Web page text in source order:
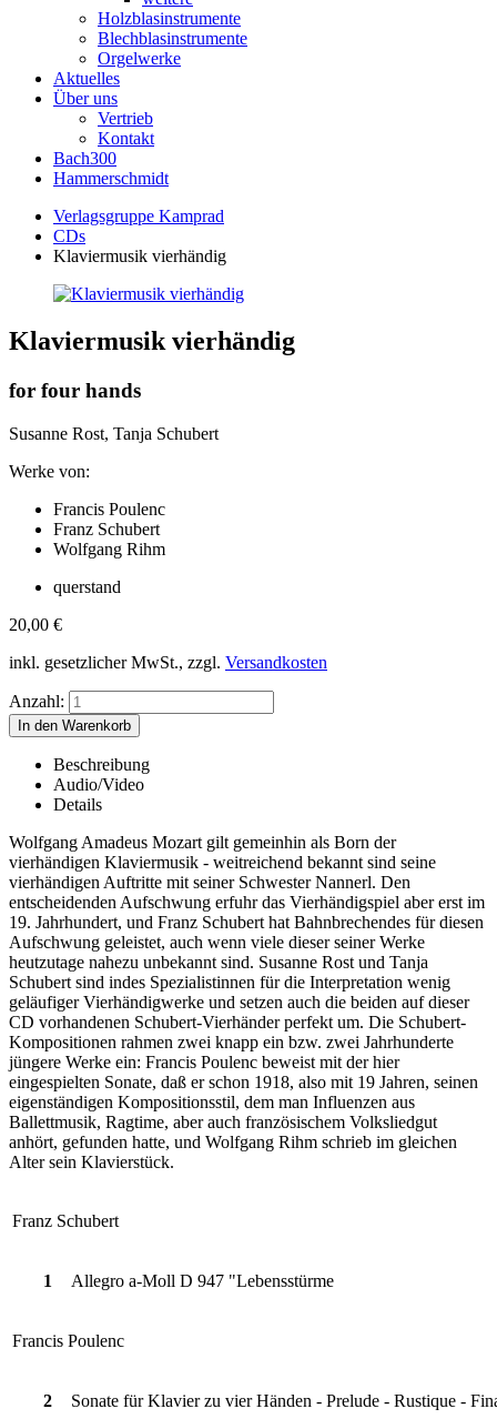
Holzblasinstrumente
Blechblasinstrumente
Orgelwerke
Aktuelles
Über uns
Vertrieb
Kontakt
Bach300
Hammerschmidt
Verlagsgruppe Kamprad
CDs
Klaviermusik vierhändig
Klaviermusik vierhändig
for four hands
Susanne Rost, Tanja Schubert
Werke von:
Francis Poulenc
Franz Schubert
Wolfgang Rihm
querstand
20,00 €
inkl. gesetzlicher MwSt., zzgl. Versandkosten
Anzahl:
Beschreibung
Audio/Video
Details
Wolfgang Amadeus Mozart gilt gemeinhin als Born der
vierhändigen Klaviermusik - weitreichend bekannt sind seine
vierhändigen Auftritte mit seiner Schwester Nannerl. Den
entscheidenden Aufschwung erfuhr das Vierhändigspiel aber erst im
19. Jahrhundert, und Franz Schubert hat Bahnbrechendes für diesen
Aufschwung geleistet, auch wenn viele dieser seiner Werke
heutzutage nahezu unbekannt sind. Susanne Rost und Tanja
Schubert sind indes Spezialistinnen für die Interpretation wenig
geläufiger Vierhändigwerke und setzen auch die beiden auf dieser
CD vorhandenen Schubert-Vierhänder perfekt um. Die Schubert-
Kompositionen rahmen zwei knapp ein bzw. zwei Jahrhunderte
jüngere Werke ein: Francis Poulenc beweist mit der hier
eingespielten Sonate, daß er schon 1918, also mit 19 Jahren, seinen
eigenständigen Kompositionsstil, dem man Influenzen aus
Ballettmusik, Ragtime, aber auch französischem Volksliedgut
anhört, gefunden hatte, und Wolfgang Rihm schrieb im gleichen
Alter sein Klavierstück.
Franz Schubert
1 Allegro a-Moll D 947 "Lebensstürme
Francis Poulenc
2 Sonate für Klavier zu vier Händen - Prelude - Rustique -